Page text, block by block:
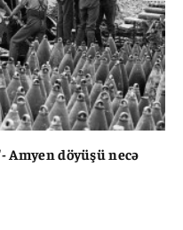
Amyen döyüşü necə